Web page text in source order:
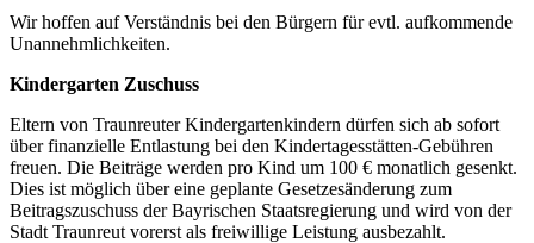
Wir hoffen auf Verständnis bei den Bürgern für evtl. aufkommende
Unannehmlichkeiten.
Kindergarten Zuschuss
Eltern von Traunreuter Kindergartenkindern dürfen sich ab sofort
über finanzielle Entlastung bei den Kindertagesstätten-Gebühren
freuen. Die Beiträge werden pro Kind um 100 € monatlich gesenkt.
Dies ist möglich über eine geplante Gesetzesänderung zum
Beitragszuschuss der Bayrischen Staatsregierung und wird von der
Stadt Traunreut vorerst als freiwillige Leistung ausbezahlt.